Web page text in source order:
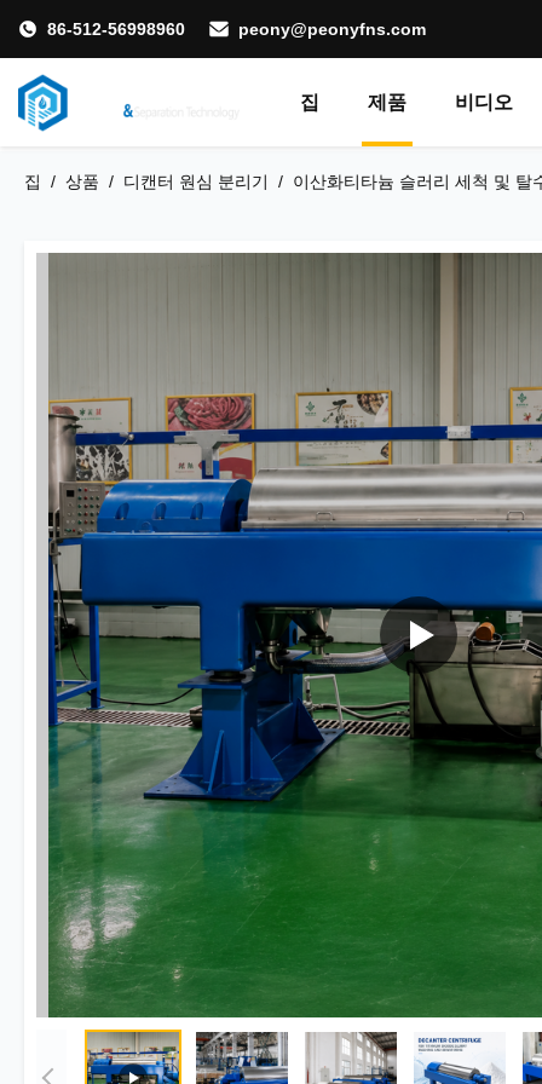
86-512-56998960 peony@peonyfns.com
집 제품 비디오
집 / 상품 / 디캔터 원심 분리기 / 이산화티타늄 슬러리 세척 및 탈